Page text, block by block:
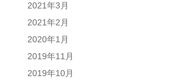
2021年3月
2021年2月
2020年1月
2019年11月
2019年10月